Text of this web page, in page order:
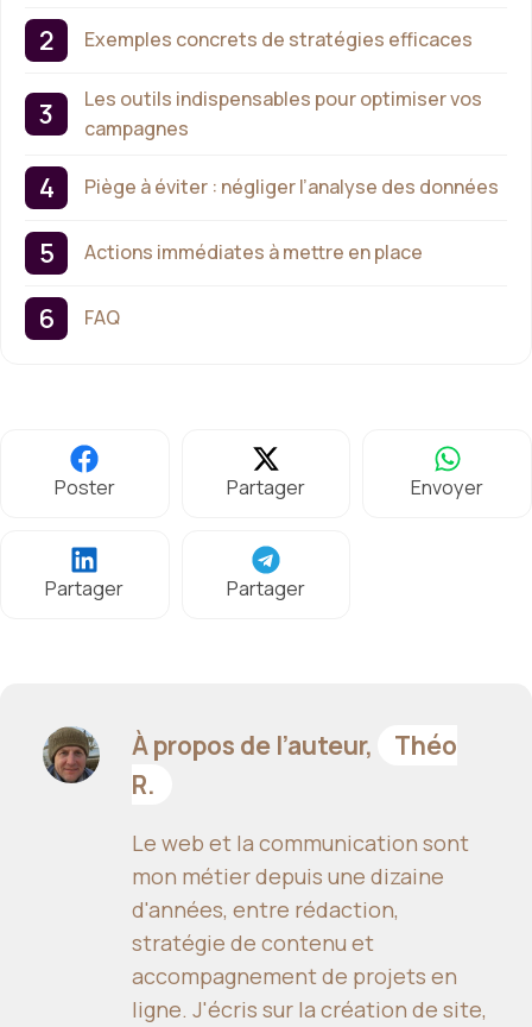
Exemples concrets de stratégies efficaces
Les outils indispensables pour optimiser vos
campagnes
Piège à éviter : négliger l’analyse des données
Actions immédiates à mettre en place
FAQ
Poster Partager Envoyer
Partager Partager
À propos de l’auteur,
Théo
R.
Le web et la communication sont
mon métier depuis une dizaine
d'années, entre rédaction,
stratégie de contenu et
accompagnement de projets en
ligne. J'écris sur la création de site,